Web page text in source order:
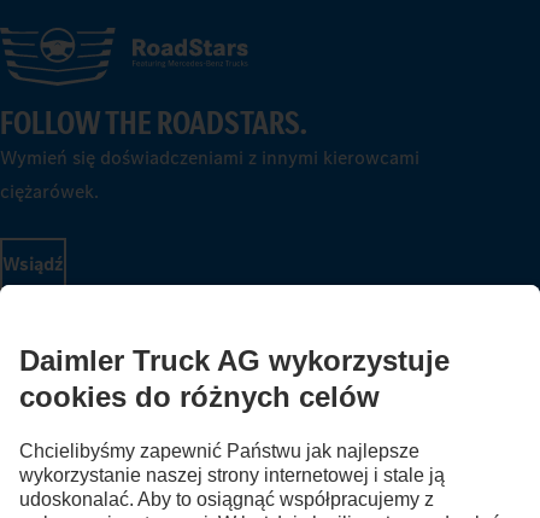
FOLLOW THE ROADSTARS.
Wymień się doświadczeniami z innymi kierowcami
ciężarówek.
Wsiądź
Ochrona danych
Informacje prawne